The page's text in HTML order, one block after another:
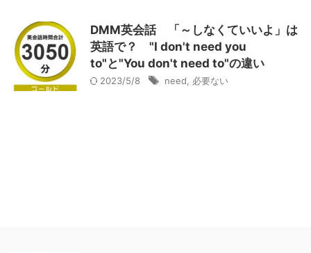
DMM英会話 「～しなくていいよ」は
英語で？ "I don't need you
to"と"You don't need to"の違い
2023/5/8 need 必要ない